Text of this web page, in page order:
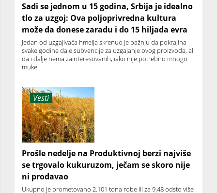
Sadi se jednom u 15 godina, Srbija je idealno
tlo za uzgoj: Ova poljoprivredna kultura
može da donese zaradu i do 15 hiljada evra
Jedan od uzgajivača hmelja skrenuo je pažnju da pokrajina
svake godine daje subvencije za uzgajanje ovog proizvoda, ali
da i dalje nema zainteresovanih, iako nije potrebno mnogo
muke
Vesti
Prošle nedelje na Produktivnoj berzi najviše
se trgovalo kukuruzom, ječam se skoro nije
ni prodavao
Ukupno je prometovano 2.101 tona robe ili za 9,48 odsto više